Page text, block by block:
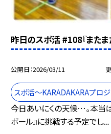
昨日のスポ活 #108『また
公開日 2026/03/11
スポ活～KARADAKARAプロ
今日あいにくの天候…。本当
ボール』に挑戦する予定でし...